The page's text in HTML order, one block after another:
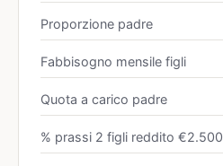
Proporzione padre
Fabbisogno mensile figli
Quota a carico padre
% prassi 2 figli reddito €2.500